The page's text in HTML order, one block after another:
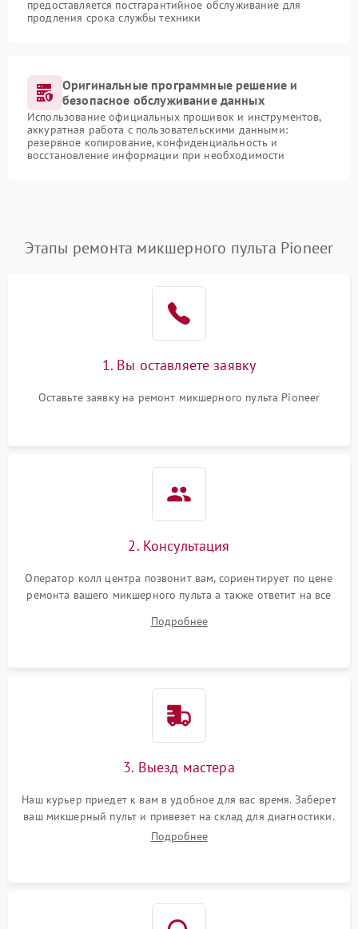
предоставляется постгарантийное обслуживание для
продления срока службы техники
Оригинальные программные решение и
безопасное обслуживание данных
Использование официальных прошивок и инструментов,
аккуратная работа с пользовательскими данными:
резервное копирование, конфиденциальность и
восстановление информации при необходимости
Этапы ремонта микшерного пульта Pioneer
1. Вы оставляете заявку
Оставьте заявку на ремонт микшерного пульта Pioneer
2. Консультация
Оператор колл центра позвонит вам, сориентирует по цене
ремонта вашего микшерного пульта а также ответит на все
Подробнее
3. Выезд мастера
Наш курьер приедет к вам в удобное для вас время. Заберет
ваш микшерный пульт и привезет на склад для диагностики.
Подробнее